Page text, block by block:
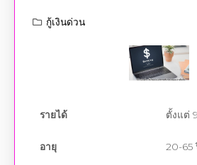
ตั้งแต่
อายุ 20-65
วงเงิน สูงสุด